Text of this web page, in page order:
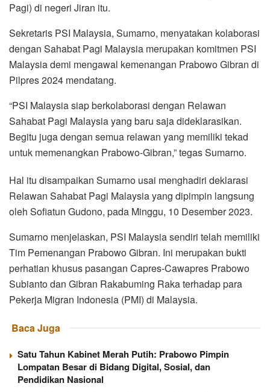
Pagi) di negeri Jiran itu.
Sekretaris PSI Malaysia, Sumarno, menyatakan kolaborasi
dengan Sahabat Pagi Malaysia merupakan komitmen PSI
Malaysia demi mengawal kemenangan Prabowo Gibran di
Pilpres 2024 mendatang.
“PSI Malaysia siap berkolaborasi dengan Relawan
Sahabat Pagi Malaysia yang baru saja dideklarasikan.
Begitu juga dengan semua relawan yang memiliki tekad
untuk memenangkan Prabowo-Gibran,” tegas Sumarno.
Hal itu disampaikan Sumarno usai menghadiri deklarasi
Relawan Sahabat Pagi Malaysia yang dipimpin langsung
oleh Sofiatun Gudono, pada Minggu, 10 Desember 2023.
Sumarno menjelaskan, PSI Malaysia sendiri telah memiliki
Tim Pemenangan Prabowo Gibran. Ini merupakan bukti
perhatian khusus pasangan Capres-Cawapres Prabowo
Subianto dan Gibran Rakabuming Raka terhadap para
Pekerja Migran Indonesia (PMI) di Malaysia.
Baca Juga
Satu Tahun Kabinet Merah Putih: Prabowo Pimpin
Lompatan Besar di Bidang Digital, Sosial, dan
Pendidikan Nasional